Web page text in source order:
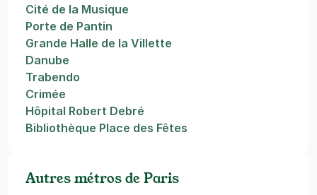
Cité de la Musique
Porte de Pantin
Grande Halle de la Villette
Danube
Trabendo
Crimée
Hôpital Robert Debré
Bibliothèque Place des Fêtes
Autres métros de Paris